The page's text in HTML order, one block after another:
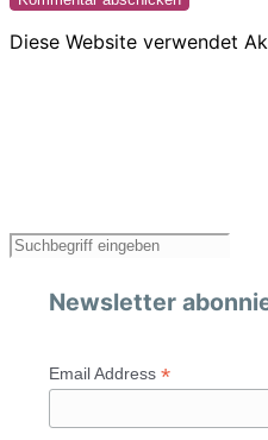
Diese Website verwendet
Newsletter
Email Address *